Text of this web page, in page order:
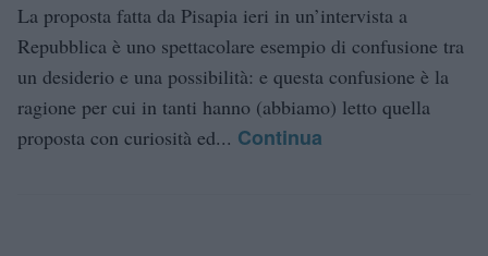
La proposta fatta da Pisapia ieri in un’intervista a
Repubblica è uno spettacolare esempio di confusione tra
un desiderio e una possibilità: e questa confusione è la
ragione per cui in tanti hanno (abbiamo) letto quella
proposta con curiosità ed... Continua